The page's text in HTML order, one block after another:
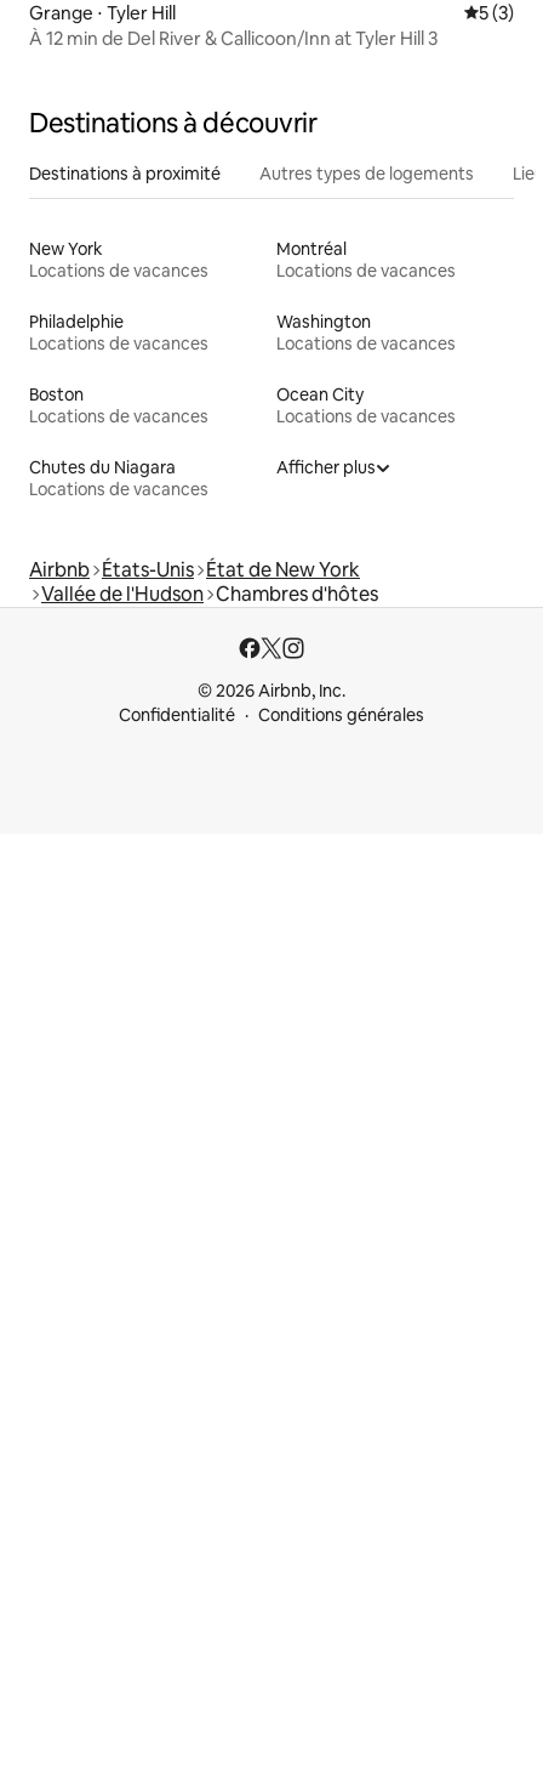
Grange ⋅ Tyler Hill
5 (3)
À 12 min de Del River & Callicoon/Inn at Tyler Hill 3
Destinations à découvrir
Destinations à proximité Autres types de logements
New York
Locations de vacances
Montréal
Locations de vacances
Philadelphie
Locations de vacances
Washington
Locations de vacances
Boston
Locations de vacances
Ocean City
Locations de vacances
Chutes du Niagara
Locations de vacances
Afficher plus
Airbnb États-Unis État de New York
Vallée de l'Hudson Chambres d'hôtes
© 2026 Airbnb, Inc.
Confidentialité
Conditions générales